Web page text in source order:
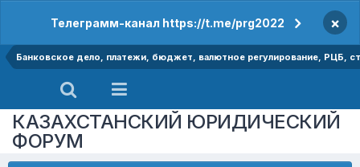
Телеграмм-канал https://t.me/prg2022 ×
Банковское дело, платежи, бюджет, валютное регулирование, РЦБ,
КАЗАХСТАНСКИЙ ЮРИДИЧЕСКИЙ
ФОРУМ